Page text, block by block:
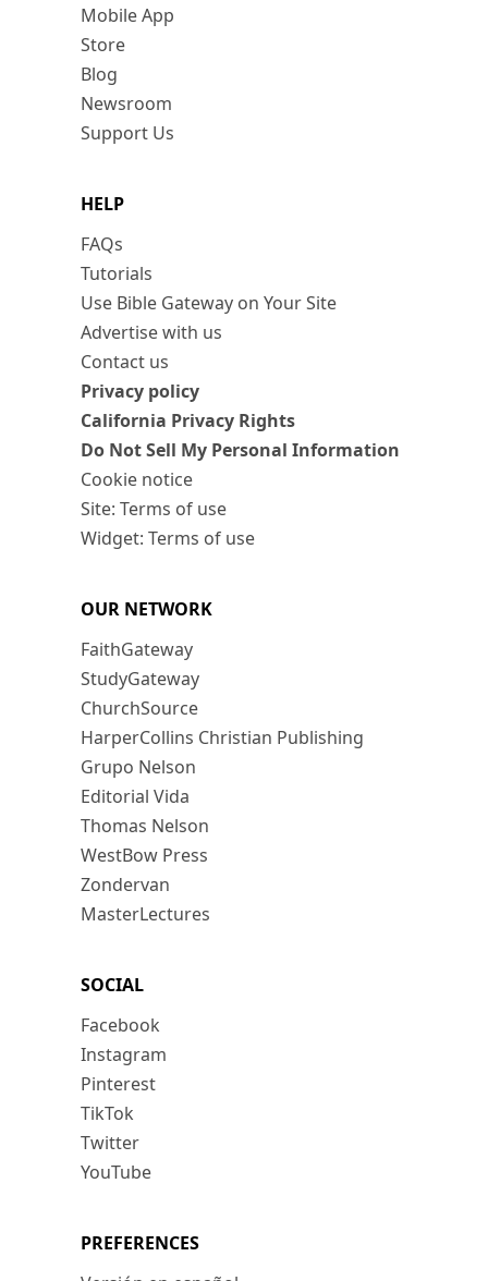
Mobile App
Store
Blog
Newsroom
Support Us
HELP
FAQs
Tutorials
Use Bible Gateway on Your Site
Advertise with us
Contact us
Privacy policy
California Privacy Rights
Do Not Sell My Personal Information
Cookie notice
Site: Terms of use
Widget: Terms of use
OUR NETWORK
FaithGateway
StudyGateway
ChurchSource
HarperCollins Christian Publishing
Grupo Nelson
Editorial Vida
Thomas Nelson
WestBow Press
Zondervan
MasterLectures
SOCIAL
Facebook
Instagram
Pinterest
TikTok
Twitter
YouTube
PREFERENCES